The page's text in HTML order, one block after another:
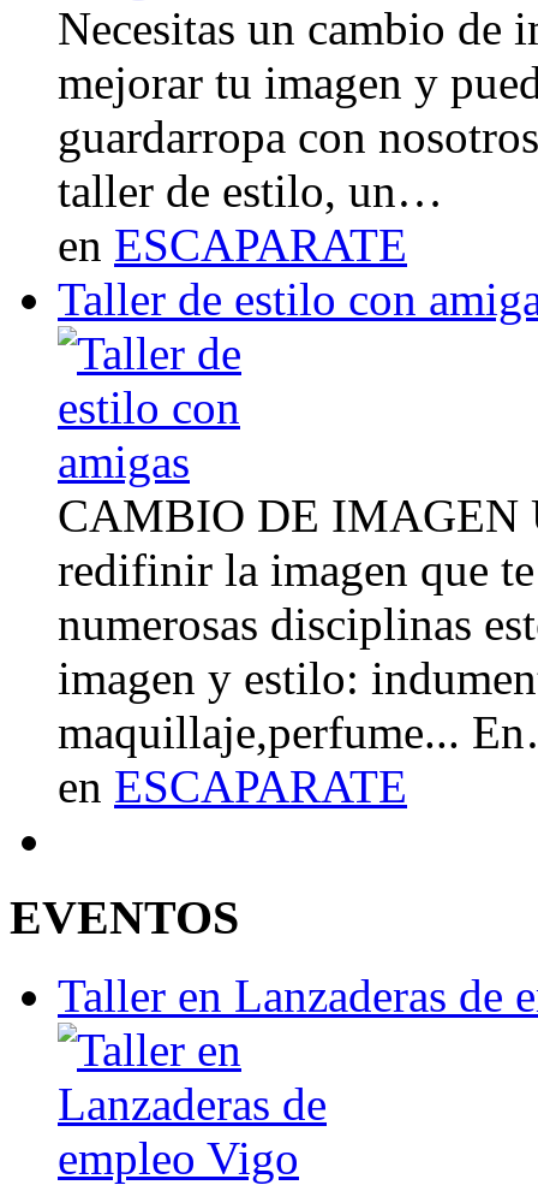
Necesitas un cambio de
mejorar tu imagen y
guardarropa con
taller de estilo, un…
en ESCAPARATE
Taller de estilo con
CAMBIO DE IMAGEN
redifinir la imagen que
numerosas disciplinas
imagen y estilo:
maquillaje,perfume...
en ESCAPARATE
EVENTOS
Taller en Lanzaderas de